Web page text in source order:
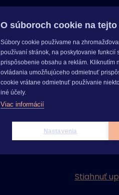
Stiahnuť
O súboroch cookie na
Súbory cookie používame na
používaní stránok, na poskytovanie
prispôsobenie obsahu a reklám. Kliknutím
ovládania umožňujúceho odmietnuť
cookie vrátane odmietnuť používanie
iné účely.
Viac informácií
Nastavenia